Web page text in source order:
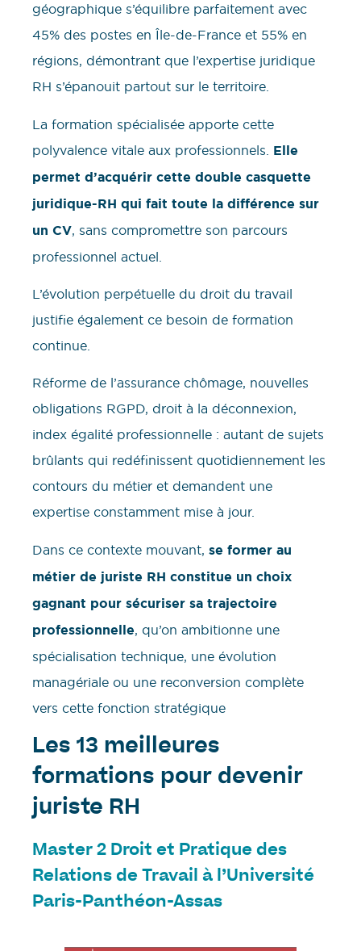
géographique s’équilibre parfaitement avec
45% des postes en Île-de-France et 55% en
régions, démontrant que l’expertise juridique
RH s’épanouit partout sur le territoire.
La formation spécialisée apporte cette
polyvalence vitale aux professionnels. Elle
permet d’acquérir cette double casquette
juridique-RH qui fait toute la différence sur
un CV, sans compromettre son parcours
professionnel actuel.
L’évolution perpétuelle du droit du travail
justifie également ce besoin de formation
continue.
Réforme de l’assurance chômage, nouvelles
obligations RGPD, droit à la déconnexion,
index égalité professionnelle : autant de sujets
brûlants qui redéfinissent quotidiennement les
contours du métier et demandent une
expertise constamment mise à jour.
Dans ce contexte mouvant, se former au
métier de juriste RH constitue un choix
gagnant pour sécuriser sa trajectoire
professionnelle, qu’on ambitionne une
spécialisation technique, une évolution
managériale ou une reconversion complète
vers cette fonction stratégique
Les 13 meilleures
formations pour devenir
juriste RH
Master 2 Droit et Pratique des
Relations de Travail à l’Université
Paris-Panthéon-Assas